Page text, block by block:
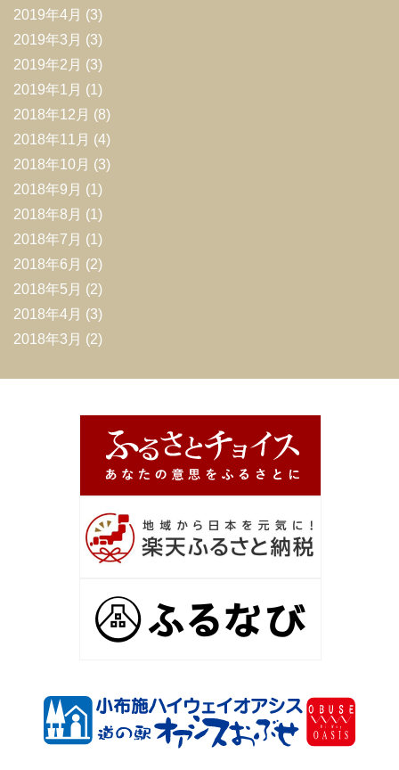
2019年4月 (3)
2019年3月 (3)
2019年2月 (3)
2019年1月 (1)
2018年12月 (8)
2018年11月 (4)
2018年10月 (3)
2018年9月 (1)
2018年8月 (1)
2018年7月 (1)
2018年6月 (2)
2018年5月 (2)
2018年4月 (3)
2018年3月 (2)